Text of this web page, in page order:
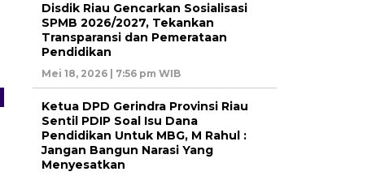
Disdik Riau Gencarkan Sosialisasi
SPMB 2026/2027, Tekankan
Transparansi dan Pemerataan
Pendidikan
Mei 18, 2026 | 7:56 pm WIB
Ketua DPD Gerindra Provinsi Riau
Sentil PDIP Soal Isu Dana
Pendidikan Untuk MBG, M Rahul :
Jangan Bangun Narasi Yang
Menyesatkan